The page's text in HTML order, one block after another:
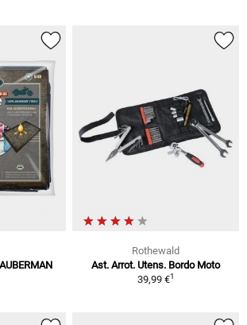
Rothewald
Ast. Arrot. Utens. Bordo Moto
39,99 €1